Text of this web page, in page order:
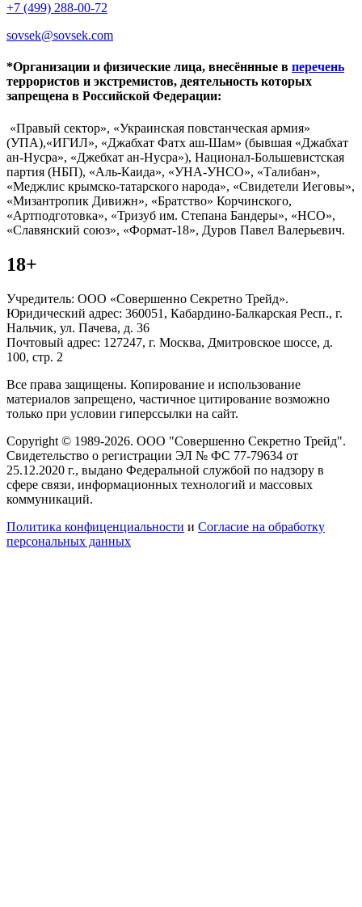
+7 (499) 288-00-72
sovsek@sovsek.com
*Организации и физические лица, внесённные в перечень
террористов и экстремистов, деятельность которых
запрещена в Российской Федерации:
«Правый сектор», «Украинская повстанческая армия»
(УПА),«ИГИЛ», «Джабхат Фатх аш-Шам» (бывшая «Джабхат
ан-Нусра», «Джебхат ан-Нусра»), Национал-Большевистская
партия (НБП), «Аль-Каида», «УНА-УНСО», «Талибан»,
«Меджлис крымско-татарского народа», «Свидетели Иеговы»,
«Мизантропик Дивижн», «Братство» Корчинского,
«Артподготовка», «Тризуб им. Степана Бандеры», «НСО»,
«Славянский союз», «Формат-18», Дуров Павел Валерьевич.
18+
Учредитель: ООО «Совершенно Секретно Трейд».
Юридический адрес: 360051, Кабардино-Балкарская Респ., г.
Нальчик, ул. Пачева, д. 36
Почтовый адрес: 127247, г. Москва, Дмитровское шоссе, д.
100, стр. 2
Все права защищены. Копирование и использование
материалов запрещено, частичное цитирование возможно
только при условии гиперссылки на сайт.
Copyright © 1989-2026. ООО "Совершенно Секретно Трейд".
Свидетельство о регистрации ЭЛ № ФС 77-79634 от
25.12.2020 г., выдано Федеральной службой по надзору в
сфере связи, информационных технологий и массовых
коммуникаций.
Политика конфиценциальности и Согласие на обработку
персональных данных